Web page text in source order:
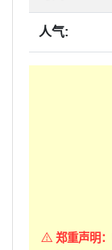
人气:
郑重声明：